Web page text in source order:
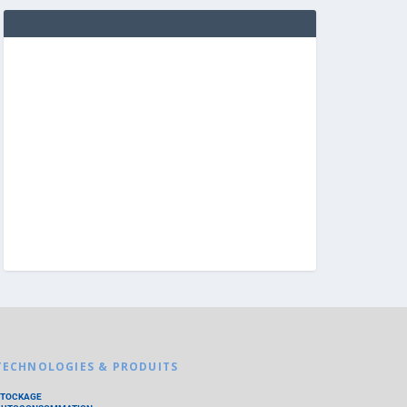
& PRODUITS